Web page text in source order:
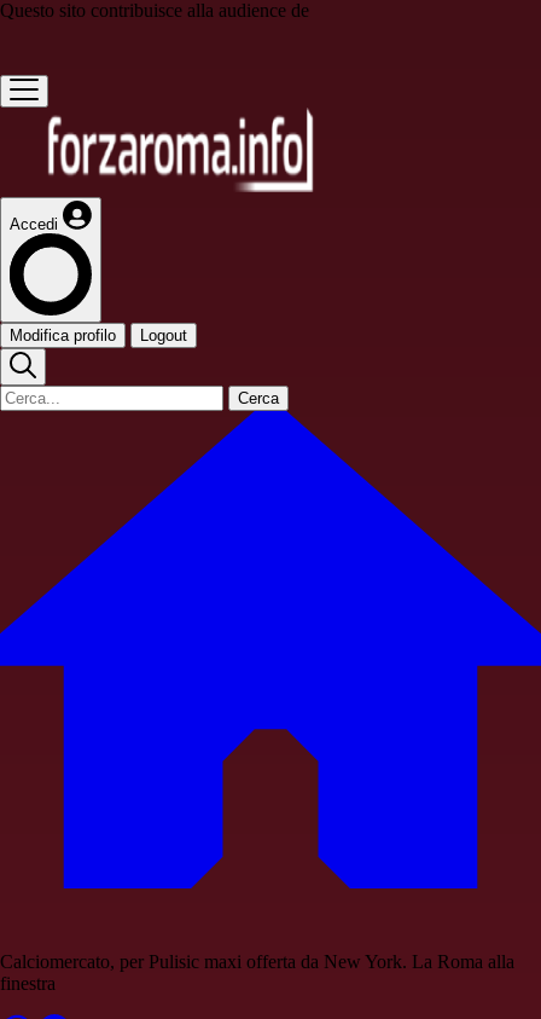
Questo sito contribuisce alla audience de
Accedi
Modifica profilo Logout
Cerca
Calciomercato, per Pulisic maxi offerta da New York. La Roma alla
finestra